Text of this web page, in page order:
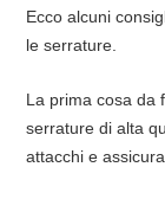
Ecco alcuni
le serrature.
La prima cosa da
serrature di alta
attacchi e